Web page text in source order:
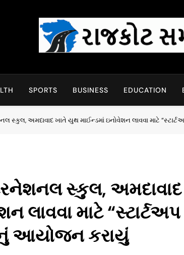
Rajkot
SPORTS BUSINESS EDUCATION
સ્કુલ, અમદાવાદ ખાતે યુથ માઈન્ડમાં ઇનોવેશન લાવવા માટે
સ્કુલ,
લાવવા માટે
આયોજન કરાયું